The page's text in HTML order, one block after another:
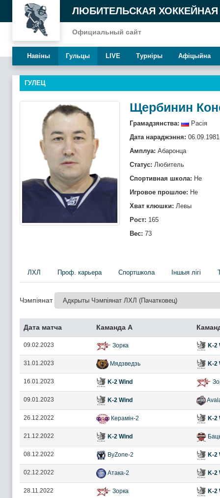
ЛЮБИТЕЛЬСКАЯ ХОККЕЙНАЯ
Официальный сайт
Навiны Гульцы LIVE Турнiры Афiцыйна
ГУЛЕЦ
Щербинин
Грамадзянства:
Расія
Дата нараджэння:
Амплуа: Абаронца
Статус: Любитель
Спортивная школа: Не
Игровое прошлое: Не
Хват клюшки: Левы
Рост: 165
Вес: 73
ЛХЛ Проф. карьера Спортшкола Iншыя лігі
Чэмпіянат
Дата матча Каманда А
09.02.2023 Зорка K-2
31.01.2023 Мядзведзь K-2
16.01.2023 K-2 Wind
09.01.2023 K-2 Wind
26.12.2022 Керамін-2 K-2
21.12.2022 K-2 Wind
08.12.2022 ByZone-2 K-2
02.12.2022 Атака-2 K-2
28.11.2022 Зорка K-2